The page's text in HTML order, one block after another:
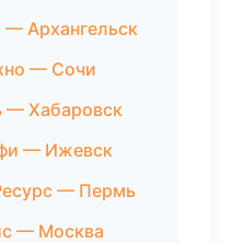
Архангельск
— Сочи
— Хабаровск
— Ижевск
— Пермь
— Москва